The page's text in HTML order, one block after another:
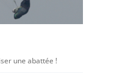
une abattée !